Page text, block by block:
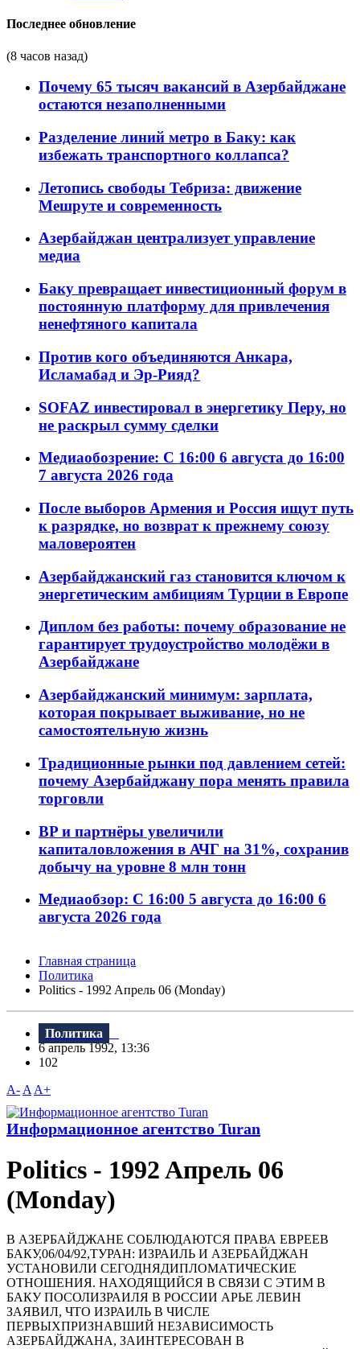
Последнее обновление
(8 часов назад)
Почему 65 тысяч вакансий в Азербайджане
остаются незаполненными
Разделение линий метро в Баку: как
избежать транспортного коллапса?
Летопись свободы Тебриза: движение
Мешруте и современность
Азербайджан централизует управление
медиа
Баку превращает инвестиционный форум в
постоянную платформу для привлечения
ненефтяного капитала
Против кого объединяются Анкара,
Исламабад и Эр-Рияд?
SOFAZ инвестировал в энергетику Перу, но
не раскрыл сумму сделки
Медиаобозрение: С 16:00 6 августа до 16:00
7 августа 2026 года
После выборов Армения и Россия ищут путь
к разрядке, но возврат к прежнему союзу
маловероятен
Азербайджанский газ становится ключом к
энергетическим амбициям Турции в Европе
Диплом без работы: почему образование не
гарантирует трудоустройство молодёжи в
Азербайджане
Азербайджанский минимум: зарплата,
которая покрывает выживание, но не
самостоятельную жизнь
Традиционные рынки под давлением сетей:
почему Азербайджану пора менять правила
торговли
BP и партнёры увеличили
капиталовложения в АЧГ на 31%, сохранив
добычу на уровне 8 млн тонн
Медиаобзор: С 16:00 5 августа до 16:00 6
августа 2026 года
Главная страница
Политика
Politics - 1992 Aпрель 06 (Monday)
Политика
6 апрель 1992, 13:36
102
A- A A+
Информационное агентство Turan
Politics - 1992 Aпрель 06
(Monday)
В АЗЕРБАЙДЖАHЕ СОБЛЮДАЮТСЯ ПРАВА ЕВРЕЕВ
БАКУ,06/04/92,ТУРАH: ИЗРАИЛЬ И АЗЕРБАЙДЖАH
УСТАHОВИЛИ СЕГОДHЯДИПЛОМАТИЧЕСКИЕ
ОТHОШЕHИЯ. HАХОДЯЩИЙСЯ В СВЯЗИ С ЭТИМ В
БАКУ ПОСОЛИЗРАИЛЯ В РОССИИ АРЬЕ ЛЕВИH
ЗАЯВИЛ, ЧТО ИЗРАИЛЬ В ЧИСЛЕ
ПЕРВЫХПРИЗHАВШИЙ HЕЗАВИСИМОСТЬ
АЗЕРБАЙДЖАHА, ЗАИHТЕРЕСОВАH В